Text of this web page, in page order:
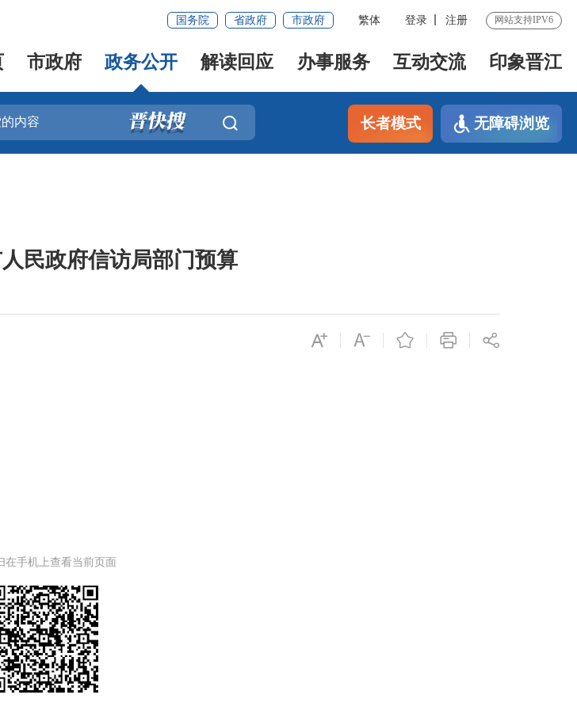
国务院 省政府 市政府 繁体 登录 注册 网站支持IPV6
市政府 政务公开 解读回应 办事服务 互动交流 印象晋江
长者模式 无障碍浏览
民政府信访局部门预算
在手机上查看当前页面